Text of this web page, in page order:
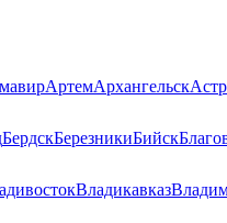
АртемАрхангельск
БердскБерезникиБийск
Владикавказ